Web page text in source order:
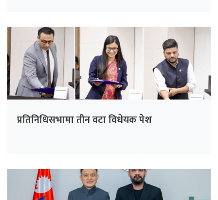
प्रतिनिधिसभामा तीन वटा विधेयक पेश